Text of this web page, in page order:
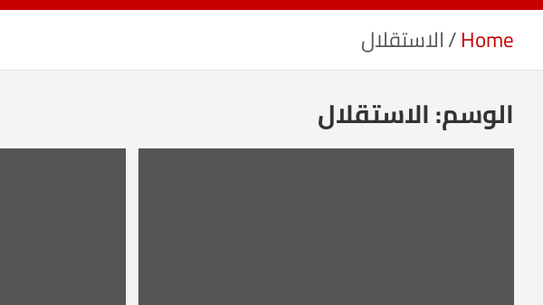
Home الاستقلال
الوسم:الاستقلال